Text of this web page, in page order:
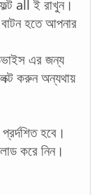
all ই রাখুন।
হতে আপনার
এর জন্য
করুন অন্যথায়
হবে।
করে নিন।